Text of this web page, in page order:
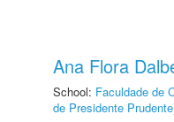
Ana Flora
School: Faculdade de
de Presidente